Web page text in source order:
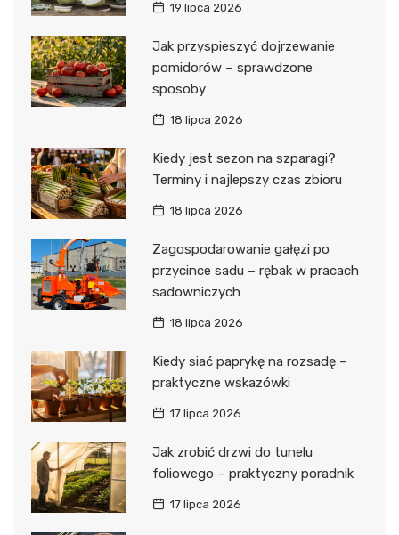
19 lipca 2026
Jak przyspieszyć dojrzewanie
pomidorów – sprawdzone
sposoby
18 lipca 2026
Kiedy jest sezon na szparagi?
Terminy i najlepszy czas zbioru
18 lipca 2026
Zagospodarowanie gałęzi po
przycince sadu – rębak w pracach
sadowniczych
18 lipca 2026
Kiedy siać paprykę na rozsadę –
praktyczne wskazówki
17 lipca 2026
Jak zrobić drzwi do tunelu
foliowego – praktyczny poradnik
17 lipca 2026